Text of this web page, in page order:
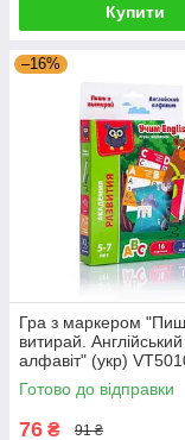
Купити
–16%
Гра з маркером
витирай. Англійський
алфавіт" (укр)
11(рус) G-Rich
Готово до відправки
76 ₴ 91 ₴